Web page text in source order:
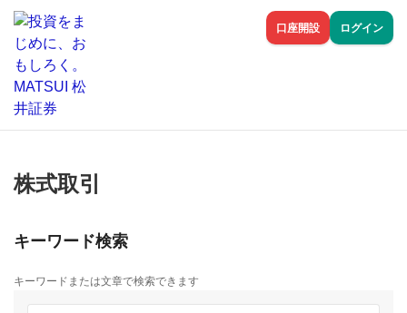
口座開設 ログイン
株式取引
キーワード検索
キーワードまたは文章で検索できます